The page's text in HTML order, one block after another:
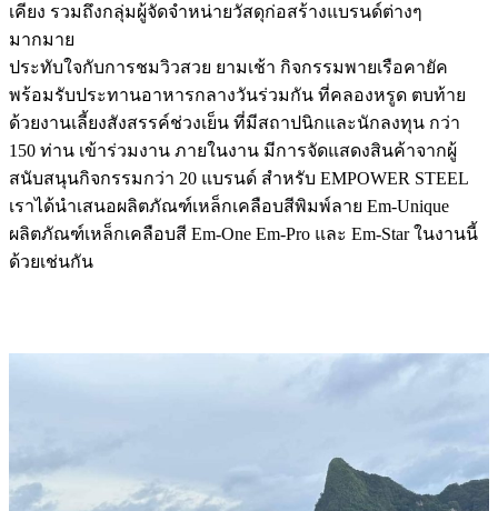
เคียง รวมถึงกลุ่มผู้จัดจำหน่ายวัสดุก่อสร้างแบรนด์ต่างๆ
มากมาย
ประทับใจกับการชมวิวสวย ยามเช้า กิจกรรมพายเรือคายัค
พร้อมรับประทานอาหารกลางวันร่วมกัน ที่คลองหรูด ตบท้าย
ด้วยงานเลี้ยงสังสรรค์ช่วงเย็น ที่มีสถาปนิกและนักลงทุน กว่า
150 ท่าน เข้าร่วมงาน ภายในงาน มีการจัดแสดงสินค้าจากผู้
สนับสนุนกิจกรรมกว่า 20 แบรนด์ สำหรับ EMPOWER STEEL
เราได้นำเสนอผลิตภัณฑ์เหล็กเคลือบสีพิมพ์ลาย Em-Unique
ผลิตภัณฑ์เหล็กเคลือบสี Em-One Em-Pro และ Em-Star ในงานนี้
ด้วยเช่นกัน